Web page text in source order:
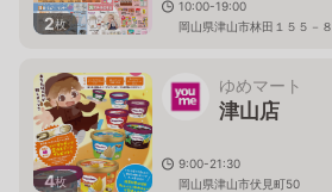
2枚
10:00-19:00
岡山県津山市林田１５５－８
4枚
ゆめマート
津山店
9:00-21:30
岡山県津山市伏見町50